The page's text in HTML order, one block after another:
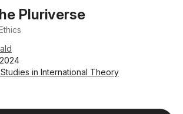
Pluriverse
in International Theory